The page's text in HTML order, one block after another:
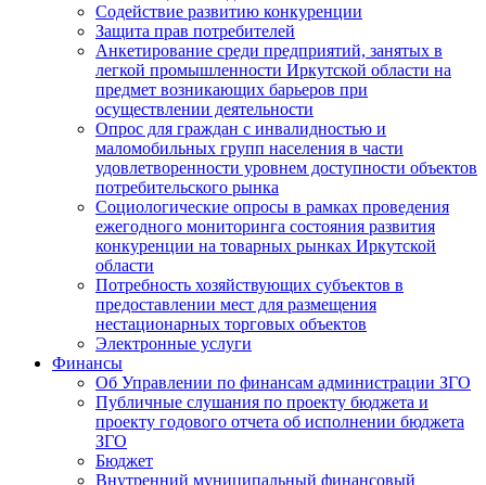
Содействие развитию конкуренции
Защита прав потребителей
Анкетирование среди предприятий, занятых в
легкой промышленности Иркутской области на
предмет возникающих барьеров при
осуществлении деятельности
Опрос для граждан с инвалидностью и
маломобильных групп населения в части
удовлетворенности уровнем доступности объектов
потребительского рынка
Социологические опросы в рамках проведения
ежегодного мониторинга состояния развития
конкуренции на товарных рынках Иркутской
области
Потребность хозяйствующих субъектов в
предоставлении мест для размещения
нестационарных торговых объектов
Электронные услуги
Финансы
Об Управлении по финансам администрации ЗГО
Публичные слушания по проекту бюджета и
проекту годового отчета об исполнении бюджета
ЗГО
Бюджет
Внутренний муниципальный финансовый